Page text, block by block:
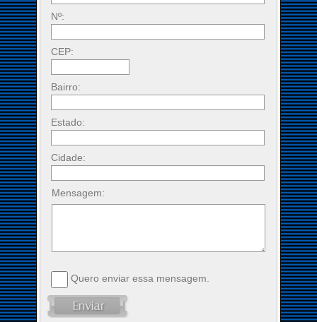
Nº:
CEP:
Bairro:
Estado:
Cidade:
Mensagem:
Quero enviar essa mensagem.